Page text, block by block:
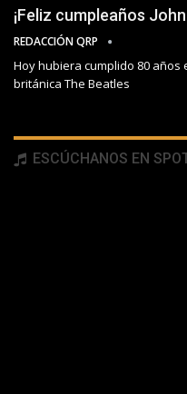
¡Feliz cumpleaños
REDACCIÓN QRP
Hoy hubiera cumplido 80
británica The Beatles
ESCÚCHANOS EN